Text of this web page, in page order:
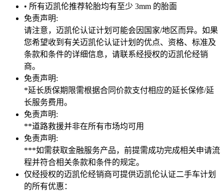
• 所有迈凯伦推荐轮胎均有至少 3mm 的胎面
免责声明:
请注意，迈凯伦认证计划可能会因国家/地区而异。如果
您希望收到有关迈凯伦认证计划的优点、资格、标准及
条款和条件的详细信息，请联系经授权的迈凯伦经销
商。
免责声明:
*延长质保期限需根据合同价款支付相应的延长保修/延
长服务费用。
免责声明:
**道路救援并非在所有市场均可用
免责声明:
***如需获取金融服务产品，前提需成功完成相关申请流
程并符合相关条款和条件的规定。
仅经授权的迈凯伦经销商可提供迈凯伦认证二手车计划
的所有优惠：